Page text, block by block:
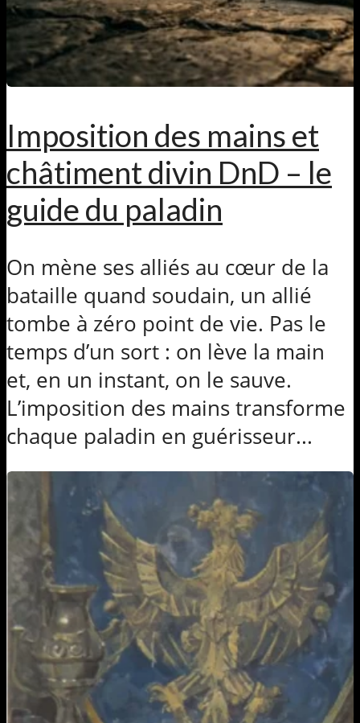
Imposition des mains et
châtiment divin DnD – le
guide du paladin
On mène ses alliés au cœur de la
bataille quand soudain, un allié
tombe à zéro point de vie. Pas le
temps d’un sort : on lève la main
et, en un instant, on le sauve.
L’imposition des mains transforme
chaque paladin en guérisseur...